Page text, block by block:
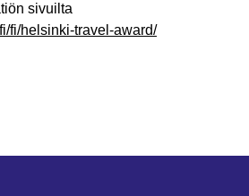
sivuilta
fi/helsinki-travel-award/